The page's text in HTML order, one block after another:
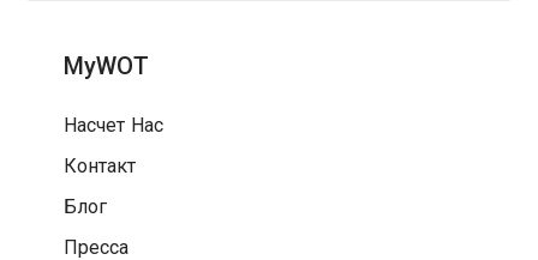
MyWOT
Насчет Нас
Контакт
Блог
Пресса